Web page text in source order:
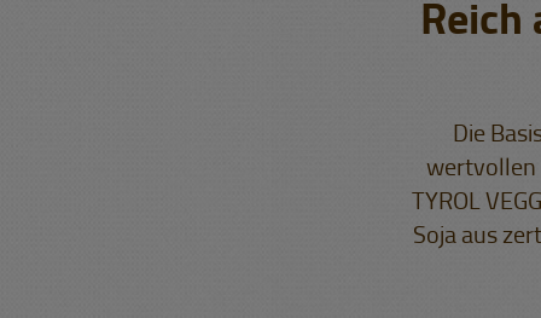
Reich
Die
wertvollen
TYROL
Soja aus